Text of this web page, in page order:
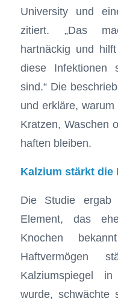
University und
zitiert. „Das
hartnäckig und
diese Infektionen
sind.“ Die
und erkläre,
Kratzen, Waschen
haften bleiben.
Kalzium stärkt die
Die Studie
Element, das
Knochen
Haftvermögen
Kalziumspiegel
wurde, schwächte